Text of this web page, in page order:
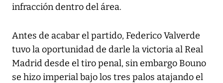
infracción dentro del área.
Antes de acabar el partido, Federico Valverde
tuvo la oportunidad de darle la victoria al Real
Madrid desde el tiro penal, sin embargo Bouno
se hizo imperial bajo los tres palos atajando el